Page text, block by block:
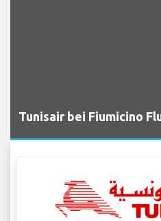
Tunisair bei Fiumicino